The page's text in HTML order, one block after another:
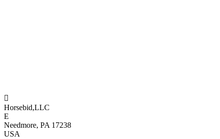

Horsebid,LLC
E
Needmore, PA 17238
USA